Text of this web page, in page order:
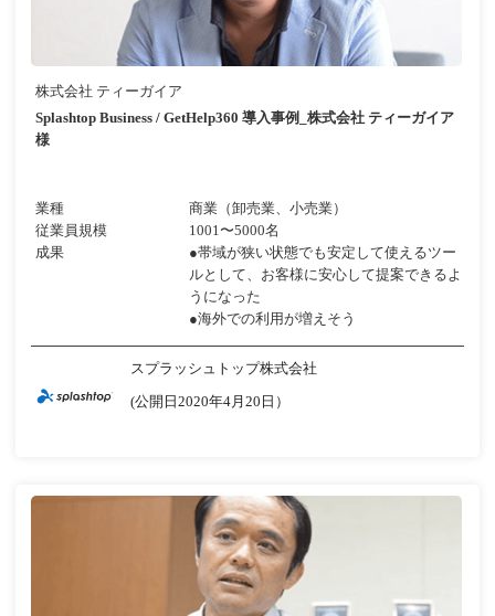
株式会社 ティーガイア
Splashtop Business / GetHelp360 導入事例_株式会社 ティーガイア
様
業種
商業（卸売業、小売業）
従業員規模
1001〜5000名
成果
●帯域が狭い状態でも安定して使えるツー
ルとして、お客様に安心して提案できるよ
うになった
●海外での利用が増えそう
スプラッシュトップ株式会社
(公開日2020年4月20日）